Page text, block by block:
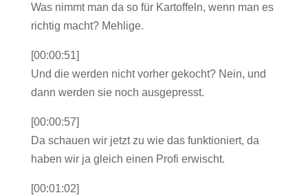
Was nimmt man da so für Kartoffeln, wenn man es
richtig macht? Mehlige.
[00:00:51]
Und die werden nicht vorher gekocht? Nein, und
dann werden sie noch ausgepresst.
[00:00:57]
Da schauen wir jetzt zu wie das funktioniert, da
haben wir ja gleich einen Profi erwischt.
[00:01:02]